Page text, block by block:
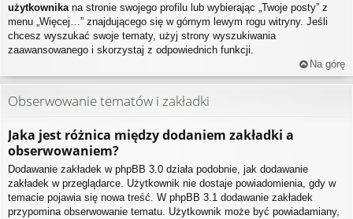
użytkownika na stronie swojego profilu lub wybierając „Twoje posty” z
menu „Więcej…” znajdującego się w górnym lewym rogu witryny. Jeśli
chcesz wyszukać swoje tematy, użyj strony wyszukiwania
zaawansowanego i skorzystaj z odpowiednich funkcji.
Na górę
Obserwowanie tematów i zakładki
Jaka jest różnica między dodaniem zakładki a
obserwowaniem?
Dodawanie zakładek w phpBB 3.0 działa podobnie, jak dodawanie
zakładek w przeglądarce. Użytkownik nie dostaje powiadomienia, gdy w
temacie pojawia się nowa treść. W phpBB 3.1 dodawanie zakładek
przypomina obserwowanie tematu. Użytkownik może być powiadamiany,